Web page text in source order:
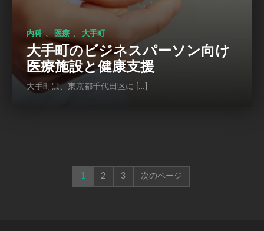
内科 医療 大手町
大手町のビジネスパーソン向け
医療施設と健康支援
大手町は、東京都千代田区に […]
1 2 3 次のページ